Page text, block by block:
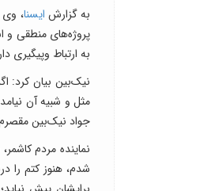
به گزارش ایسنا، وی
به ارتباط وپیگیری
نیک‌بین بیان کرد:
مثل و شبیه آن
جواد نیک‌بین
نماینده مردم
شدم، هنوز کتم را